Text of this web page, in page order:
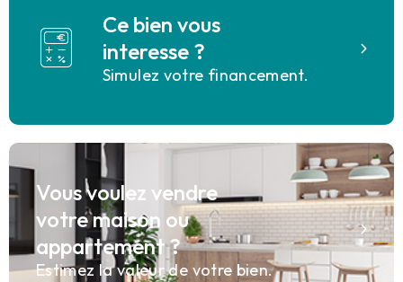
Ce bien vous
interesse ?
Simulez votre financement.
Vous voulez vendre
votre maison ou
appartement ?
Estimez la valeur de votre bien.